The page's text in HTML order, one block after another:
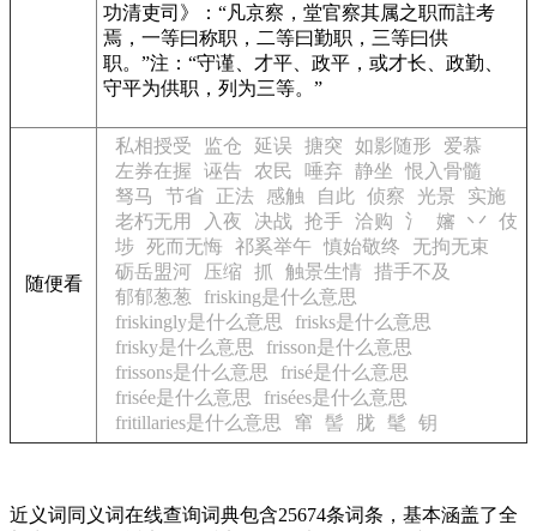
功清吏司》
：“凡京察，堂官察其属之职而註考
焉，一等曰称职，二等曰勤职，三等曰供
职。”注：“守谨、才平、政平，或才长、政勤、
守平为供职，列为三等。”
随便看
私相授受 监仓 延误 搪突 如影随形
爱慕
左券在握
诬告 农民 唾弃 静坐
恨入骨髓
驽马
节省 正法 感触 自此 侦察 光景
实施
老朽无用
入夜 决战 抢手 洽购 氵 嬸 丷
伎
埗 死而无悔 祁奚举午 慎始敬终
无拘无束
砺岳盟河
压缩 抓 触景生情
措手不及
郁郁葱葱
frisking是什么意思
friskingly是什么意思
frisks是什么意思
frisky是什么意思
frisson是什么意思
frissons是什么意思
frisé是什么意思
frisée是什么意思
frisées是什么意思
fritillaries是什么意思
窜 髻 胧 髦 钥
近义词同义词在线查询词典包含25674条词条，基本涵盖了全